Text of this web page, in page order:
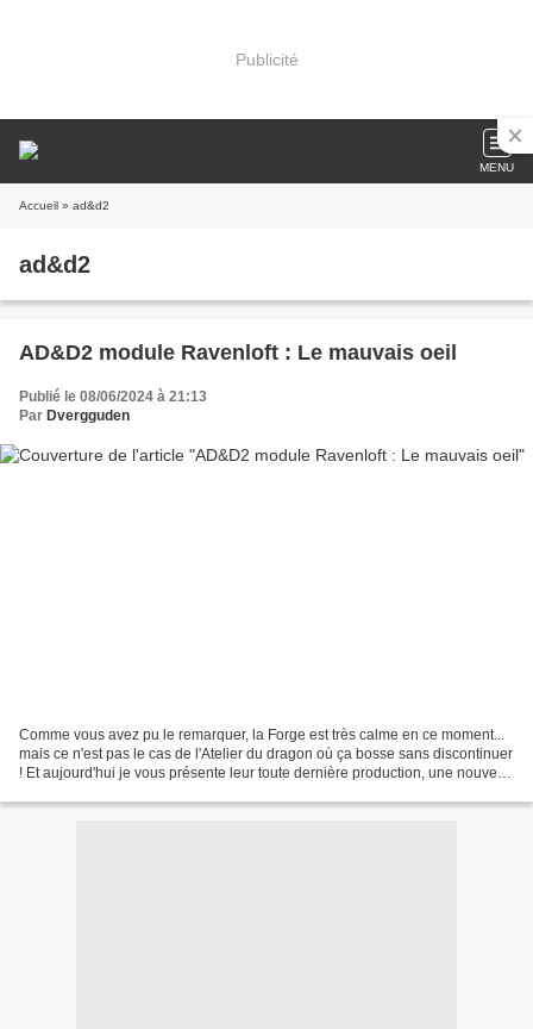
Publicité
MENU
Accueil » ad&d2
ad&d2
AD&D2 module Ravenloft : Le mauvais oeil
Publié le 08/06/2024 à 21:13
Par Dvergguden
Comme vous avez pu le remarquer, la Forge est très calme en ce moment...
mais ce n'est pas le cas de l'Atelier du dragon où ça bosse sans discontinuer
! Et aujourd'hui je vous présente leur toute dernière production, une nouvelle